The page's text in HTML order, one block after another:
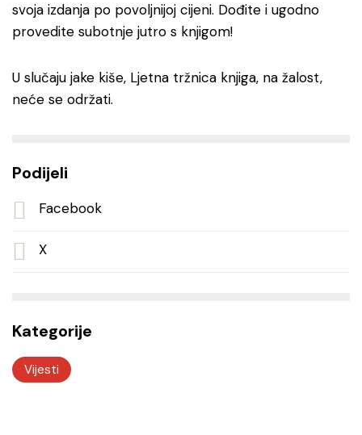
svoja izdanja po povoljnijoj cijeni. Dođite i ugodno
provedite subotnje jutro s knjigom!
U slučaju jake kiše, Ljetna tržnica knjiga, na žalost,
neće se održati.
Podijeli
Facebook
X
Kategorije
Vijesti